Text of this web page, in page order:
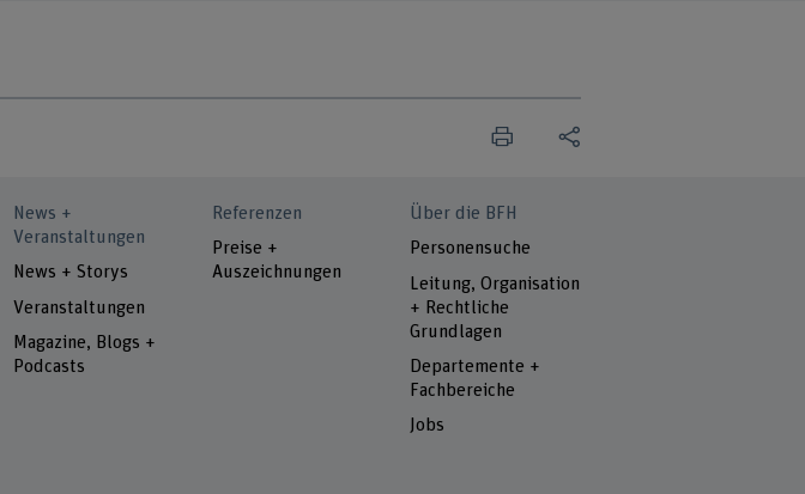
News +
Veranstaltungen
News + Storys
Veranstaltungen
Magazine, Blogs +
Podcasts
Referenzen
Preise +
Auszeichnungen
Über die BFH
Personensuche
Leitung, Organisation
+ Rechtliche
Grundlagen
Departemente +
Fachbereiche
Jobs